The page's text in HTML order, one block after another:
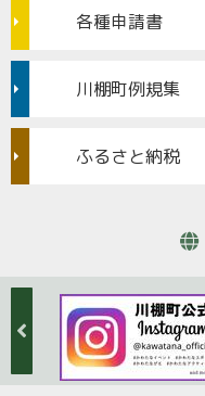
各種申請書
川棚町例規集
ふるさと納税